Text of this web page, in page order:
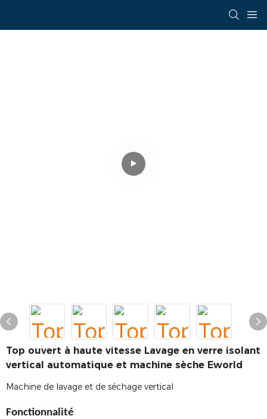
Top ouvert à haute vitesse Lavage en verre isolant
vertical automatique et machine sèche Eworld
Machine de lavage et de séchage vertical
Fonctionnalité